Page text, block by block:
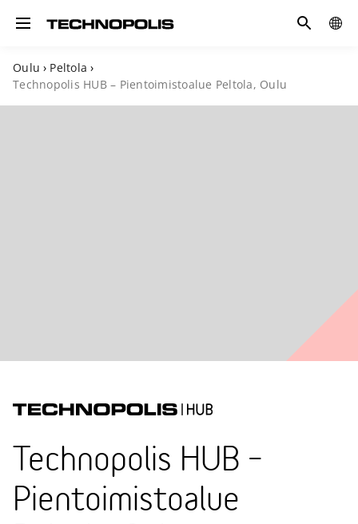
Toggle navigation
Hae
Oulu › Peltola ›
Technopolis HUB – Pientoimistoalue Peltola, Oulu
Technopolis HUB –
Pientoimistoalue